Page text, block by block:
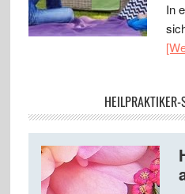
In
HEILPRAKTIKER-